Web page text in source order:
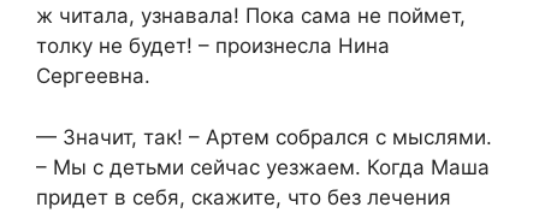
ж читала, узнавала! Пока сама не поймет,
толку не будет! – произнесла Нина
Сергеевна.
— Значит, так! – Артем собрался с мыслями.
– Мы с детьми сейчас уезжаем. Когда Маша
придет в себя, скажите, что без лечения